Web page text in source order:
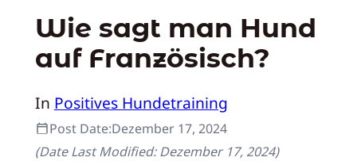
Wie sagt man Hund
auf Französisch?
In Positives Hundetraining
Post Date:Dezember 17, 2024
(Date Last Modified:Dezember 17, 2024)